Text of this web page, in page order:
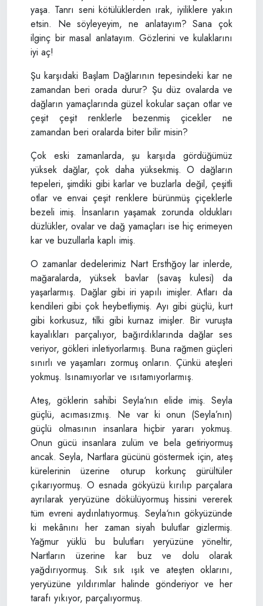
yaşa. Tanrı seni kötülüklerden ırak, iyiliklere yakın
etsin. Ne söyleyeyim, ne anlatayım? Sana çok
ilginç bir masal anlatayım. Gözlerini ve kulaklarını
iyi aç!
Şu karşıdaki Başlam Dağlarının tepesindeki kar ne
zamandan beri orada durur? Şu düz ovalarda ve
dağların yamaçlarında güzel kokular saçan otlar ve
çeşit çeşit renklerle bezenmiş çicekler ne
zamandan beri oralarda biter bilir misin?
Çok eski zamanlarda, şu karşıda gördüğümüz
yüksek dağlar, çok daha yüksekmiş. O dağların
tepeleri, şimdiki gibi karlar ve buzlarla değil, çeşitli
otlar ve envai çeşit renklere bürünmüş çiçeklerle
bezeli imiş. İnsanların yaşamak zorunda oldukları
düzlükler, ovalar ve dağ yamaçları ise hiç erimeyen
kar ve buzullarla kaplı imiş.
O zamanlar dedelerimiz Nart Ersthğoy lar inlerde,
mağaralarda, yüksek bavlar (savaş kulesi) da
yaşarlarmış. Dağlar gibi iri yapılı imişler. Atları da
kendileri gibi çok heybetliymiş. Ayı gibi güçlü, kurt
gibi korkusuz, tilki gibi kurnaz imişler. Bir vuruşta
kayalıkları parçalıyor, bağırdıklarında dağlar ses
veriyor, gökleri inletiyorlarmış. Buna rağmen güçleri
sınırlı ve yaşamları zormuş onların. Çünkü ateşleri
yokmuş. Isınamıyorlar ve ısıtamıyorlarmış.
Ateş, göklerin sahibi Seyla‘nın elide imiş. Seyla
güçlü, acımasızmış. Ne var ki onun (Seyla’nın)
güçlü olmasının insanlara hiçbir yararı yokmuş.
Onun gücü insanlara zulüm ve bela getiriyormuş
ancak. Seyla, Nartlara gücünü göstermek için, ateş
kürelerinin üzerine oturup korkunç gürültüler
çıkarıyormuş. O esnada gökyüzü kırılıp parçalara
ayrılarak yeryüzüne dökülüyormuş hissini vererek
tüm evreni aydınlatıyormuş. Seyla‘nın gökyüzünde
ki mekânını her zaman siyah bulutlar gizlermiş.
Yağmur yüklü bu bulutları yeryüzüne yöneltir,
Nartların üzerine kar buz ve dolu olarak
yağdırıyormuş. Sık sık ışık ve ateşten oklarını,
yeryüzüne yıldırımlar halinde gönderiyor ve her
tarafı yıkıyor, parçalıyormuş.